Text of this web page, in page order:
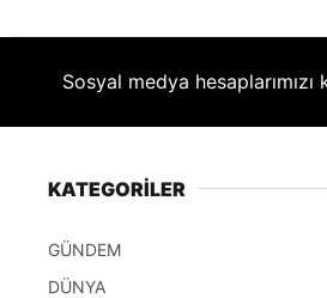
Sosyal medya hesaplarımızı
KATEGORİLER
GÜNDEM
DÜNYA